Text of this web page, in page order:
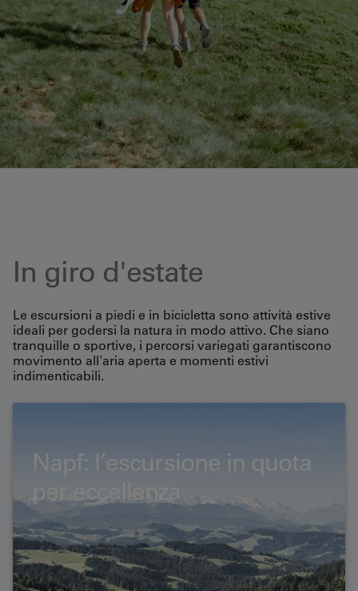
In giro d'estate
Le escursioni a piedi e in bicicletta sono attività estive
ideali per godersi la natura in modo attivo. Che siano
tranquille o sportive, i percorsi variegati garantiscono
movimento all'aria aperta e momenti estivi
indimenticabili.
Napf: l’escursione in quota
per eccellenza